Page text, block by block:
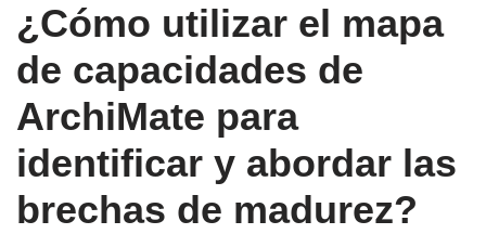
¿Cómo utilizar el mapa
de capacidades de
ArchiMate para
identificar y abordar las
brechas de madurez?